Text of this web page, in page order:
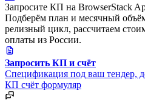
Запросите КП на BrowserStack
Подберём план и месячный
релизный цикл, рассчитаем
оплаты из России.
Запросить КП и счёт
Спецификация под ваш тендер,
КП счёт формуляр